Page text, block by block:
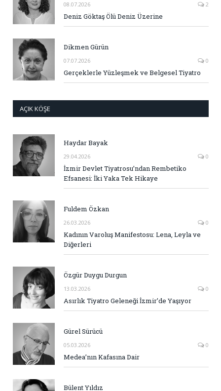
08.07.2026 2
Deniz Göktaş Ölü Deniz Üzerine
Dikmen Gürün
07.07.2026 0
Gerçeklerle Yüzleşmek ve Belgesel Tiyatro
AÇIK KÖŞE
Haydar Bayak
29.04.2026 0
İzmir Devlet Tiyatrosu’ndan Rembetiko
Efsanesi: İki Yaka Tek Hikaye
Fuldem Özkan
26.03.2026 0
Kadının Varoluş Manifestosu: Lena, Leyla ve
Diğerleri
Özgür Duygu Durgun
13.03.2026 0
Asırlık Tiyatro Geleneği İzmir’de Yaşıyor
Gürel Sürücü
05.03.2026 0
Medea’nın Kafasına Dair
Bülent Yıldız